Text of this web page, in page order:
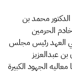
محمد بن
الحرمين
العهد رئيس مجلس
عبدالعزيز
الجهود الكبيرة